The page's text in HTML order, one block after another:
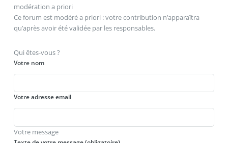
modération a priori
Ce forum est modéré a priori : votre contribution n’apparaîtra
qu’après avoir été validée par les responsables.
Qui êtes-vous ?
Votre nom
Votre adresse email
Votre message